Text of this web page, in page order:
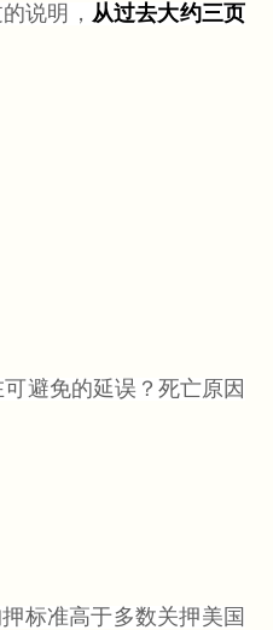
说明， 从过去大约三页
避免的延误？死亡原因
标准高于多数关押美国